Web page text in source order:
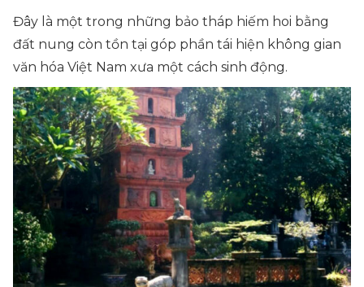
Đây là một trong những bảo tháp hiếm hoi bằng
đất nung còn tồn tại góp phần tái hiện không gian
văn hóa Việt Nam xưa một cách sinh động.